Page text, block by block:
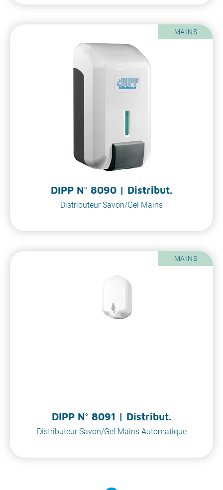
MAINS
DIPP N° 8090 | Distribut.
Distributeur Savon/Gel Mains
MAINS
DIPP N° 8091 | Distribut.
Distributeur Savon/Gel Mains Automatique